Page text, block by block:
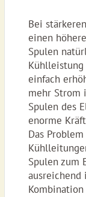
Bei
einen
Spulen
Kühlleistung
einfach
mehr Strom
Spulen des
enorme
Das
Spulen zum
ausreichend